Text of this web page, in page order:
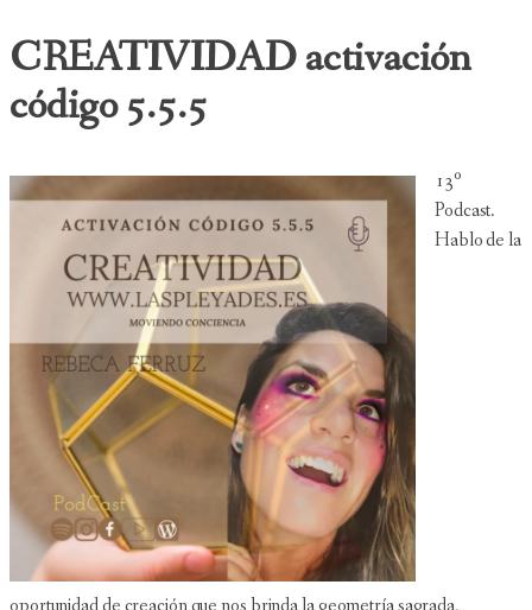
CREATIVIDAD activación
código 5.5.5
13º
Podcast.
Hablo de la